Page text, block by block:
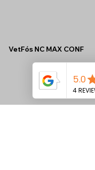
VetFós NC MAX CONF